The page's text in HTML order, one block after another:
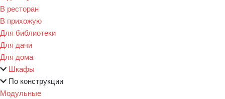
В ресторан
В прихожую
Для библиотеки
Для дачи
Для дома
Шкафы
По конструкции
Модульные